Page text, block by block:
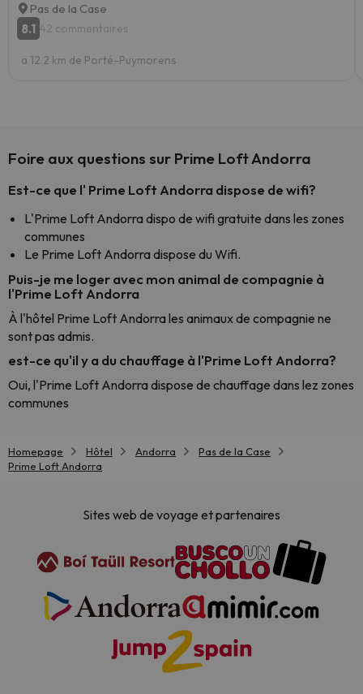
Pas de la Case
8.1 42 commentaires
a 12.2 km de Porté-Puymorens
Foire aux questions sur Prime Loft Andorra
Est-ce que l' Prime Loft Andorra dispose de wifi?
L'Prime Loft Andorra dispo de wifi gratuite dans les zones
communes
Le Prime Loft Andorra dispose du Wifi.
Puis-je me loger avec mon animal de compagnie à
l'Prime Loft Andorra
À l'hôtel Prime Loft Andorra les animaux de compagnie ne
sont pas admis.
est-ce qu'il y a du chauffage à l'Prime Loft Andorra?
Oui, l'Prime Loft Andorra dispose de chauffage dans lez zones
communes
Homepage Hôtel Andorra
Pas de la Case
Prime Loft Andorra
Sites web de voyage et partenaires